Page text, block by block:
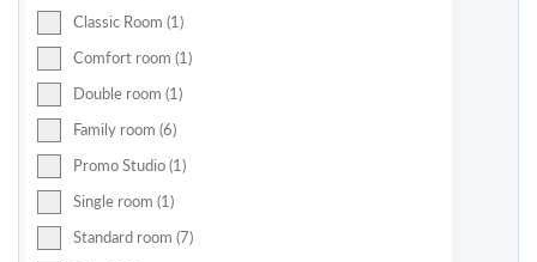
Classic Room (1)
Comfort room (1)
Double room (1)
Family room (6)
Promo Studio (1)
Single room (1)
Standard room (7)